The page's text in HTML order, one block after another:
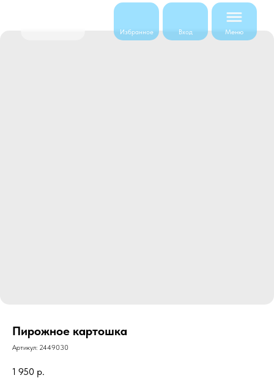
Меню
Вход
Избранное
Пирожное картошка
Артикул: 2449030
1 950 р.